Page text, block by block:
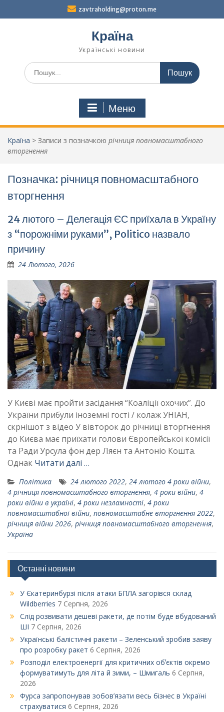
zavtraholding@proton.me
Країна
Українські новини
Шукати:
Меню
Країна > Записи з позначкою річниця повномасштабного
вторгнення
Позначка: річниця повномасштабного
вторгнення
24 лютого – Делегація ЄС приїхала в Україну
з “порожніми руками”, Politico назвало
причину
24 Лютого, 2026
У Києві має пройти засідання “Коаліції охочих”. До
України прибули іноземні гості / колаж УНІАН,
скрнішот з відео У вівторок до річниці вторгнення
до Києва має приїхати голови Європейської комісії
та Ради Урсула фон дер Ляєн та Антоніо Кошта.
Однак Читати далі …
Політика 24 лютого 2022, 24 лютого 4 роки війни,
4 річниця повномасштабного вторгнення, 4 роки війни, 4
роки війни в україні, 4 роки незламності, 4 роки
повномасштабної війни, повномасштабне вторгнення 2022,
річниця війни 2026, річниця повномасштабного вторгнення,
Україна
Останні новини
У Єкатеринбурзі після атаки БПЛА загорівся склад
Wildberries 7 Серпня, 2026
Слід розвивати дешеві ракети, де потім буде вбудований
ШІ 7 Серпня, 2026
Українські балістичні ракети – Зеленський зробив заяву
про розробку ракет 6 Серпня, 2026
Розподіл електроенергії для критичних обʼєктів окремо
формуватимуть для літа й зими, – Шмигаль 6 Серпня,
2026
Фурса запропонував зобов’язати весь бізнес в Україні
страхуватися 6 Серпня, 2026